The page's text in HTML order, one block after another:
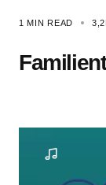
1 MIN READ